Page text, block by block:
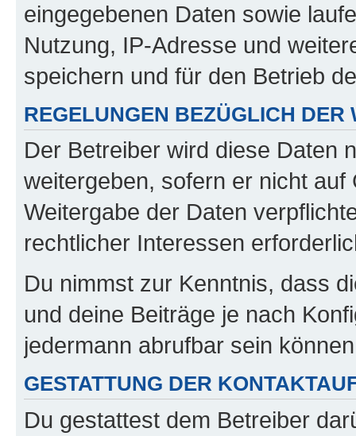
eingegebenen Daten sowie
Nutzung, IP-Adresse und
speichern und für den Betrieb
REGELUNGEN BEZÜGLICH DER
Der Betreiber wird diese Daten
weitergeben, sofern er nicht
Weitergabe der Daten
rechtlicher Interessen
Du nimmst zur Kenntnis, dass
und deine Beiträge je nach
jedermann abrufbar sein
GESTATTUNG DER
Du gestattest dem Betreiber